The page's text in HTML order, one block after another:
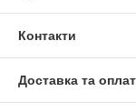
Контакти
Доставка та